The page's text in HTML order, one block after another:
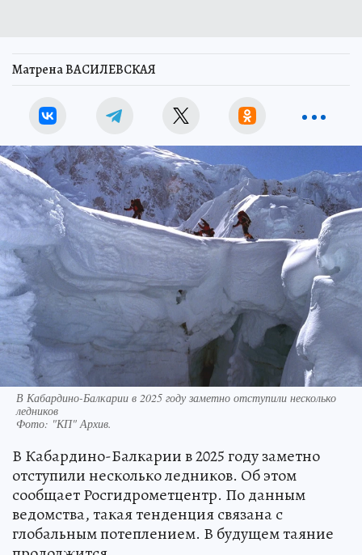
Матрена ВАСИЛЕВСКАЯ
В Кабардино-Балкарии в 2025 году заметно отступили несколько
ледников
Фото: "КП" Архив.
В Кабардино-Балкарии в 2025 году заметно
отступили несколько ледников. Об этом
сообщает Росгидрометцентр. По данным
ведомства, такая тенденция связана с
глобальным потеплением. В будущем таяние